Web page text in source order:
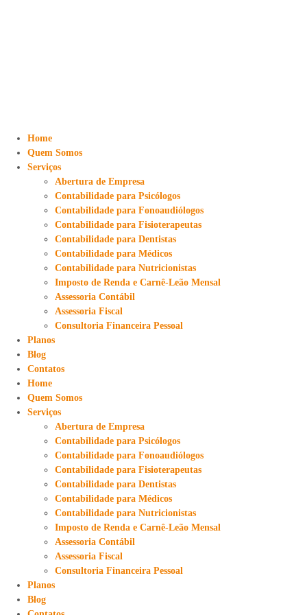
Home
Quem Somos
Serviços
Abertura de Empresa
Contabilidade para Psicólogos
Contabilidade para Fonoaudiólogos
Contabilidade para Fisioterapeutas
Contabilidade para Dentistas
Contabilidade para Médicos
Contabilidade para Nutricionistas
Imposto de Renda e Carnê-Leão Mensal
Assessoria Contábil
Assessoria Fiscal
Consultoria Financeira Pessoal
Planos
Blog
Contatos
Home
Quem Somos
Serviços
Abertura de Empresa
Contabilidade para Psicólogos
Contabilidade para Fonoaudiólogos
Contabilidade para Fisioterapeutas
Contabilidade para Dentistas
Contabilidade para Médicos
Contabilidade para Nutricionistas
Imposto de Renda e Carnê-Leão Mensal
Assessoria Contábil
Assessoria Fiscal
Consultoria Financeira Pessoal
Planos
Blog